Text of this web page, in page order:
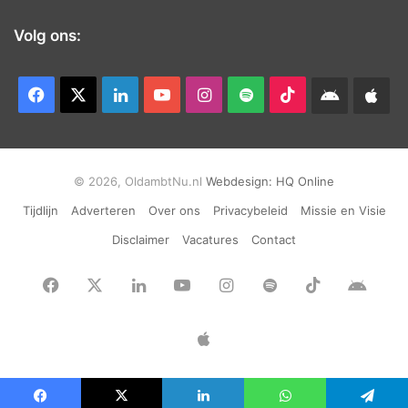
Volg ons:
Facebook LinkedInYouTubeInstagram
Spotify TikTokAndroid
© 2026, OldambtNu.nl Webdesign: HQ Online
Tijdlijn
Adverteren Over ons Privacybeleid
Missie en Visie
Disclaimer
Vacatures Contact
Facebook LinkedInYouTubeInstagram
Spotify TikTok
App